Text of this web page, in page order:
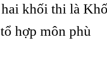
khối thi là
hợp môn phù